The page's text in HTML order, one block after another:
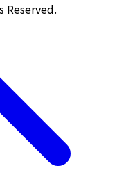
Reserved.